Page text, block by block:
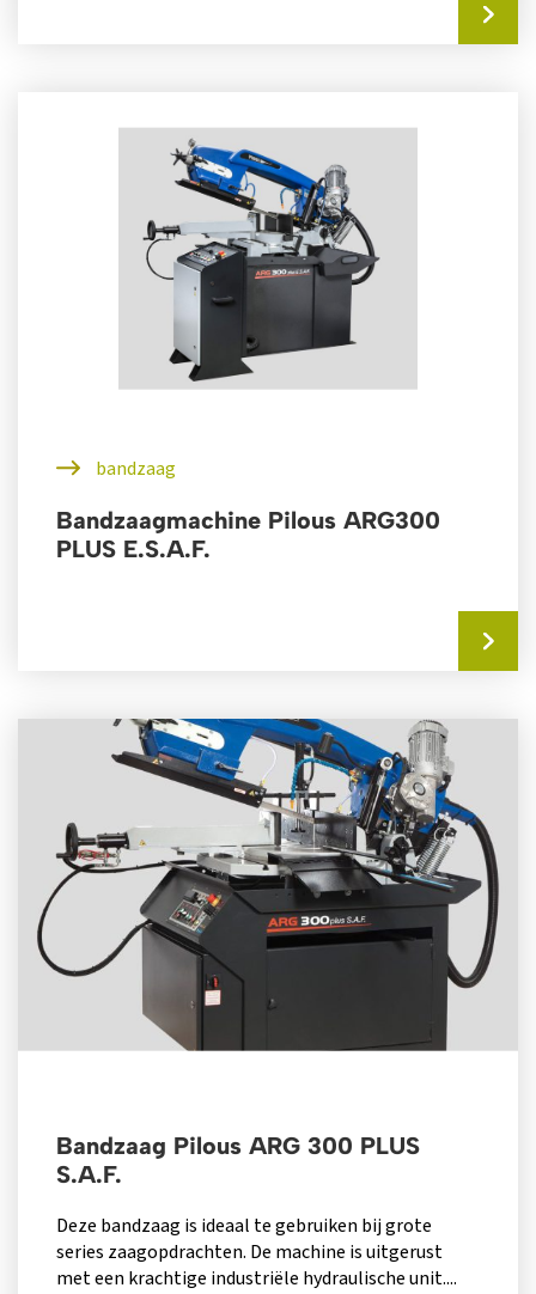
bandzaag
Bandzaagmachine Pilous ARG300
PLUS E.S.A.F.
Bandzaag Pilous ARG 300 PLUS
S.A.F.
Deze bandzaag is ideaal te gebruiken bij grote
series zaagopdrachten. De machine is uitgerust
met een krachtige industriële hydraulische unit....